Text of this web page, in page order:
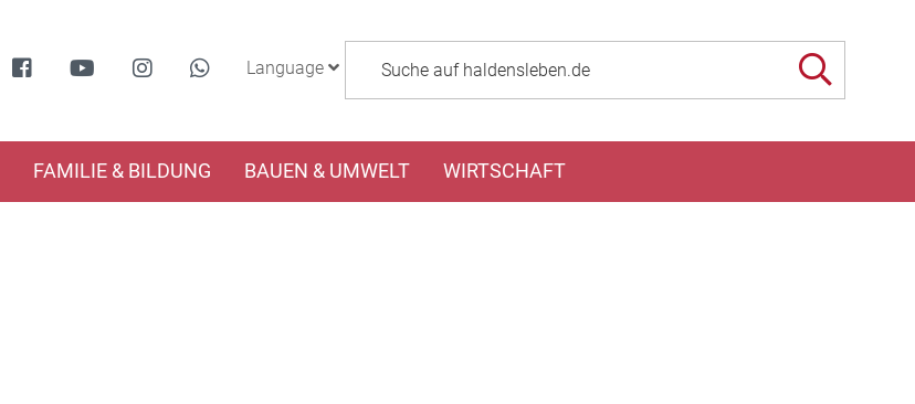
Language
FAMILIE & BILDUNG BAUEN & UMWELT WIRTSCHAFT